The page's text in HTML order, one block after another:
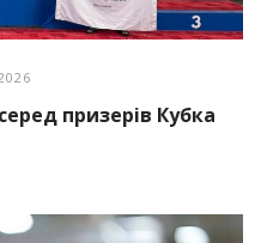
призерів Кубка